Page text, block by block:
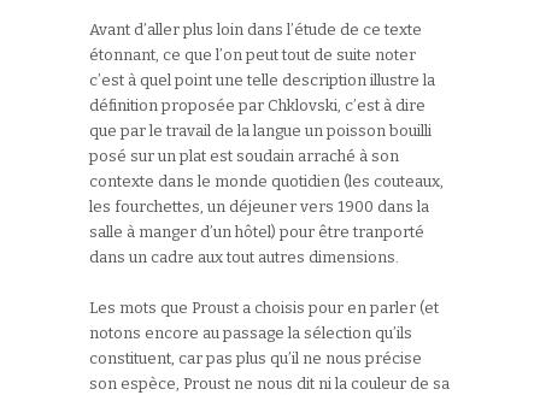
Avant d’aller plus loin dans l’étude de ce texte
étonnant, ce que l’on peut tout de suite noter
c’est à quel point une telle description illustre la
définition proposée par Chklovski, c’est à dire
que par le travail de la langue un poisson bouilli
posé sur un plat est soudain arraché à son
contexte dans le monde quotidien (les couteaux,
les fourchettes, un déjeuner vers 1900 dans la
salle à manger d’un hôtel) pour être tranporté
dans un cadre aux tout autres dimensions.
Les mots que Proust a choisis pour en parler (et
notons encore au passage la sélection qu’ils
constituent, car pas plus qu’il ne nous précise
son espèce, Proust ne nous dit ni la couleur de sa